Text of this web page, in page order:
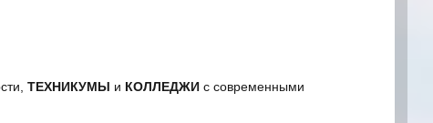
ТЕХНИКУМЫ и КОЛЛЕДЖИ с современными